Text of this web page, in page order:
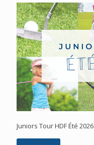
Juniors Tour HDF Été 2026